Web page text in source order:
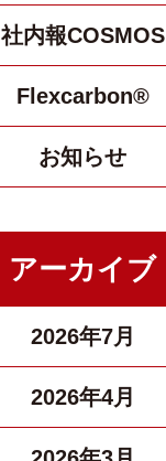
社内報COSMOS
Flexcarbon®
お知らせ
アーカイブ
2026年7月
2026年4月